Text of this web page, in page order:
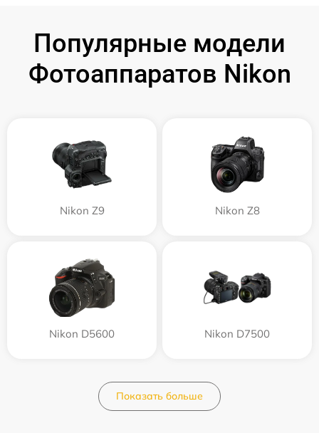
Популярные модели
Фотоаппаратов Nikon
Nikon Z9 Nikon Z8
Nikon D5600 Nikon D7500
Показать больше